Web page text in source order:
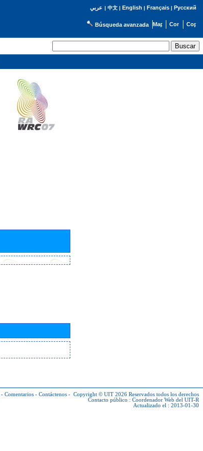
عربي | 中文| English | Français| Русский
Búsqueda avanzada
- Comentarios - Contáctenos - Copyright © UIT 2026 Reservados todos los derechos
Contacto público : Coordenador Web del UIT-R
Actualizado el : 2013-01-30